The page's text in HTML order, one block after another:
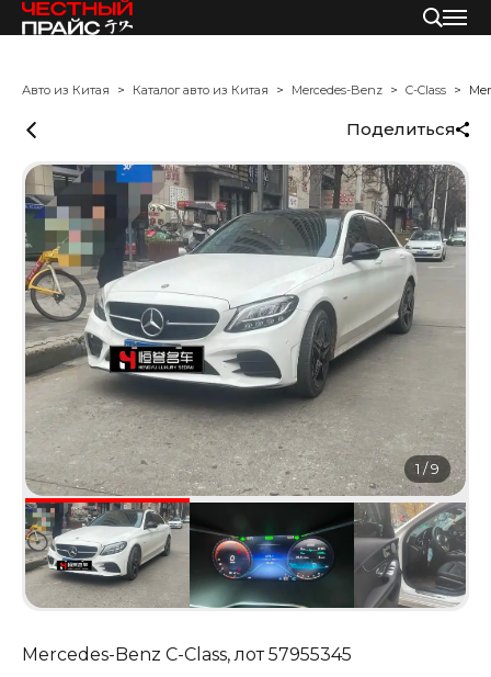
Авто из Китая Каталог авто из Китая Mercedes-Benz C-Class
Поделиться
1 /9
Mercedes-Benz C-Class, лот57955345